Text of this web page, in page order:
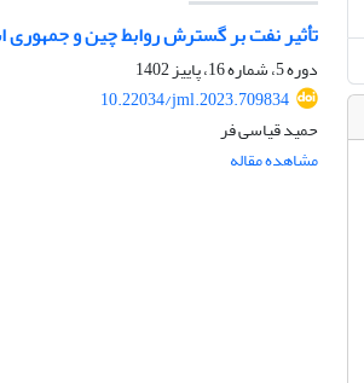
تأثیر نفت بر گسترش روابط چین و جمهوری
دوره 5، شماره 16، پاییز 1402
10.22034/jml.2023.709834
حمید قیاسی فر
مشاهده مقاله